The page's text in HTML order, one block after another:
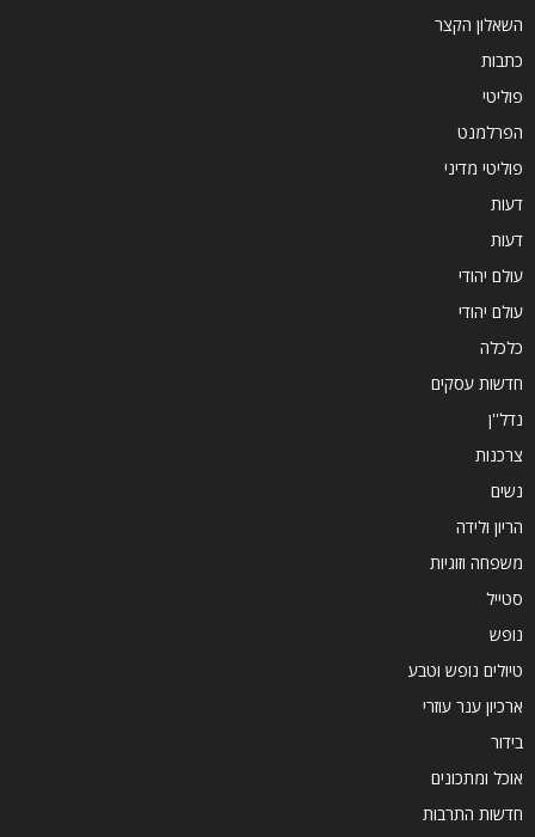
השאלון הקצר
כתבות
פוליטי
הפרלמנט
פוליטי מדיני
דעות
דעות
עולם יהודי
עולם יהודי
כלכלה
חדשות עסקים
נדל''ן
צרכנות
נשים
הריון ולידה
משפחה וזוגיות
סטייל
נופש
טיולים נופש וטבע
ארכיון ענר עוזרי
בידור
אוכל ומתכונים
חדשות התרבות